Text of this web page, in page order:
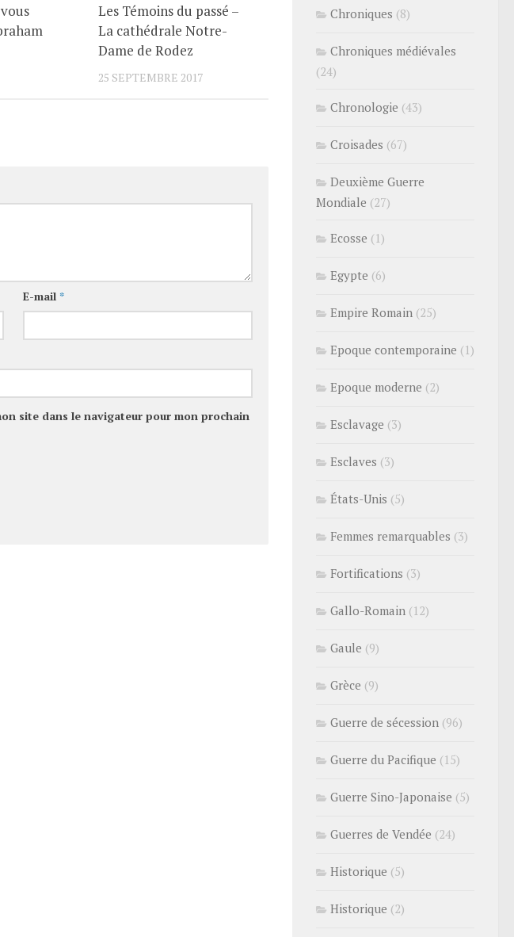
Les Témoins du passé –
La cathédrale Notre-
Dame de Rodez
25 SEPTEMBRE 2017
E-mail *
site dans le navigateur pour mon prochain
Chroniques (8)
Chroniques médiévales
(24)
Chronologie (43)
Croisades (67)
Deuxième Guerre
Mondiale (27)
Ecosse (1)
Egypte (6)
Empire Romain (25)
Epoque contemporaine (1)
Epoque moderne (2)
Esclavage (3)
Esclaves (3)
États-Unis (5)
Femmes remarquables (3)
Fortifications (3)
Gallo-Romain (12)
Gaule (9)
Grèce (9)
Guerre de sécession (96)
Guerre du Pacifique (15)
Guerre Sino-Japonaise (5)
Guerres de Vendée (24)
Historique (5)
Historique (2)